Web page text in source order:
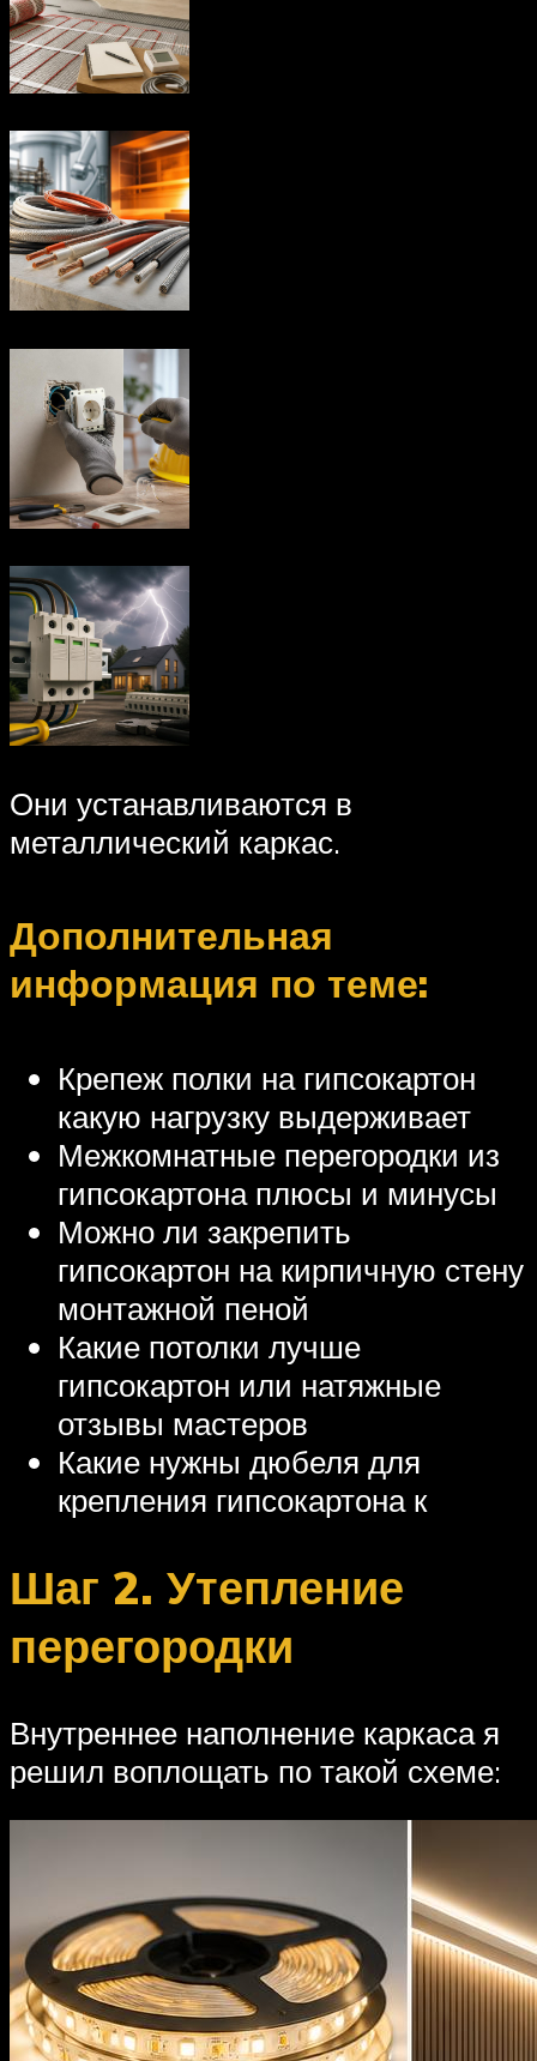
Они устанавливаются в
металлический каркас.
Дополнительная
информация по теме:
Крепеж полки на гипсокартон
какую нагрузку выдерживает
Межкомнатные перегородки из
гипсокартона плюсы и минусы
Можно ли закрепить
гипсокартон на кирпичную стену
монтажной пеной
Какие потолки лучше
гипсокартон или натяжные
отзывы мастеров
Какие нужны дюбеля для
крепления гипсокартона к
Шаг 2. Утепление
перегородки
Внутреннее наполнение каркаса я
решил воплощать по такой схеме: